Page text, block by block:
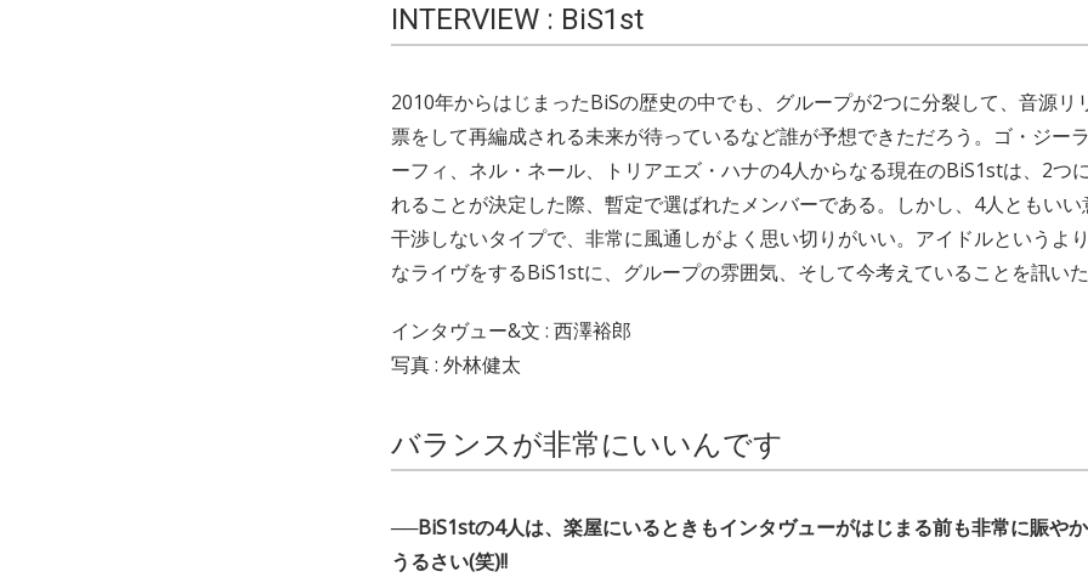
INTERVIEW : BiS1st
2010年からはじまったBiSの歴史の中でも、グループが2つに分裂して、音源リ
票をして再編成される未来が待っているなど誰が予想できただろう。ゴ・ジー
ーフィ、ネル・ネール、トリアエズ・ハナの4人からなる現在のBiS1stは、2つ
れることが決定した際、暫定で選ばれたメンバーである。しかし、4人ともい
干渉しないタイプで、非常に風通しがよく思い切りがいい。アイドルというよ
なライヴをするBiS1stに、グループの雰囲気、そして今考えていることを訊い
インタヴュー&文 : 西澤裕郎
写真 : 外林健太
バランスが非常にいいんです
──BiS1stの4人は、楽屋にいるときもインタヴューがはじまる前も非常に賑や
うるさい(笑)!!